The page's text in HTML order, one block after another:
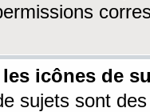
icônes de
sujets sont